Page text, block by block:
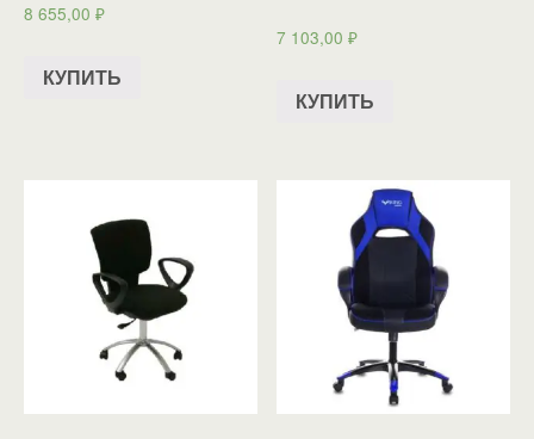
8 655,00 ₽
КУПИТЬ
7 103,00₽
КУПИТЬ